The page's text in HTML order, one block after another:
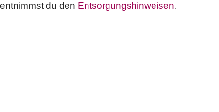
entnimmst du den Entsorgungshinweisen.